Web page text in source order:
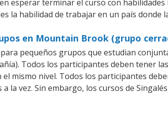
esperar terminar el curso con
la habilidad de trabajar en un país donde
en Mountain Brook (grupo
pequeños grupos que estudian
Todos los participantes deben tener
mismo nivel. Todos los participantes
la vez. Sin embargo, los cursos de